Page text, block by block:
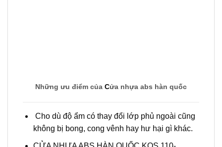
Những ưu điểm của Cửa nhựa abs hàn quốc
Cho dù độ ẩm có thay đổi lớp phủ ngoài cũng
không bị bong, cong vênh hay hư hại gì khác.